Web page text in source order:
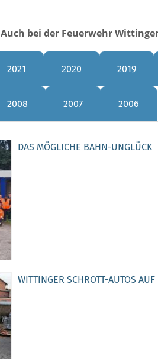
Auch bei der Feuerwehr
2021 2020 2019
2008 2007 2006
DAS MÖGLICHE BAHN-UNGLÜCK
WITTINGER SCHROTT-AUTOS